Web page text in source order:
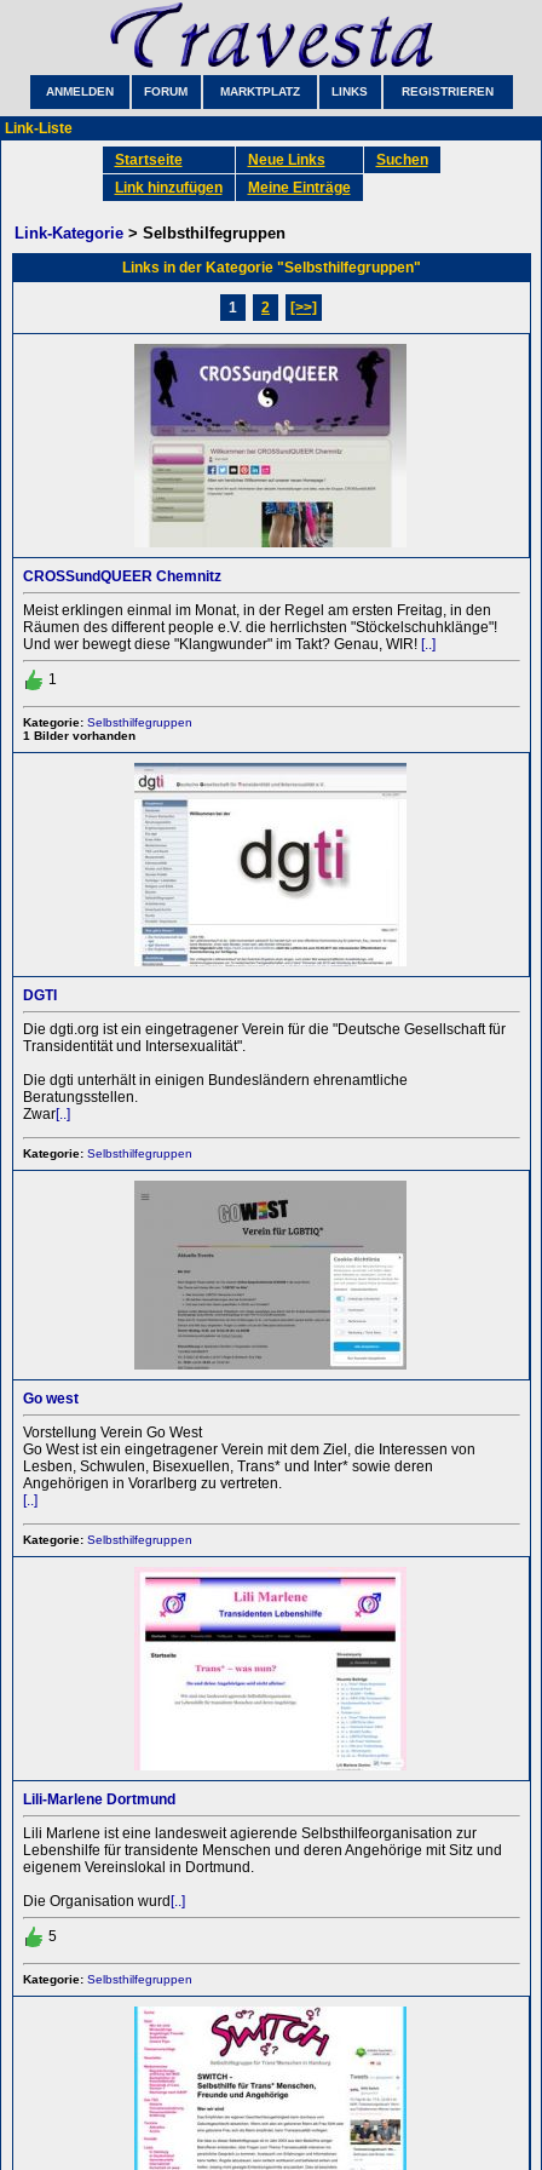
ANMELDEN FORUM MARKTPLATZ LINKS REGISTRIEREN
Link-Liste
Startseite
Neue Links
Suchen
Link hinzufügen
Meine Einträge
Link-Kategorie > Selbsthilfegruppen
Links in der Kategorie "Selbsthilfegruppen"
1 2 [>>]
CROSSundQUEER Chemnitz
Meist erklingen einmal im Monat, in der Regel am ersten Freitag, in den
Räumen des different people e.V. die herrlichsten "Stöckelschuhklänge"!
Und wer bewegt diese "Klangwunder" im Takt? Genau, WIR! [..]
1
Kategorie: Selbsthilfegruppen
1 Bilder vorhanden
DGTI
Die dgti.org ist ein eingetragener Verein für die "Deutsche Gesellschaft für
Transidentität und Intersexualität".
Die dgti unterhält in einigen Bundesländern ehrenamtliche
Beratungsstellen.
Zwar[..]
Kategorie: Selbsthilfegruppen
Go west
Vorstellung Verein Go West
Go West ist ein eingetragener Verein mit dem Ziel, die Interessen von
Lesben, Schwulen, Bisexuellen, Trans* und Inter* sowie deren
Angehörigen in Vorarlberg zu vertreten.
[..]
Kategorie: Selbsthilfegruppen
Lili-Marlene Dortmund
Lili Marlene ist eine landesweit agierende Selbsthilfeorganisation zur
Lebenshilfe für transidente Menschen und deren Angehörige mit Sitz und
eigenem Vereinslokal in Dortmund.
Die Organisation wurd [..]
5
Kategorie: Selbsthilfegruppen